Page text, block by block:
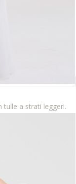
tulle a strati leggeri.